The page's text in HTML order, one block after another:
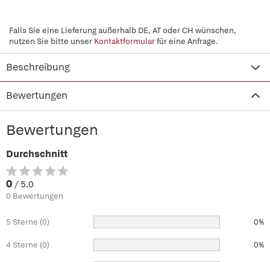
Falls Sie eine Lieferung außerhalb DE, AT oder CH wünschen,
nutzen Sie bitte unser Kontaktformularfür eine Anfrage.
Beschreibung
Bewertungen
Bewertungen
Durchschnitt
0 / 5.0
0 Bewertungen
5 Sterne (0) 0%
4 Sterne (0) 0%